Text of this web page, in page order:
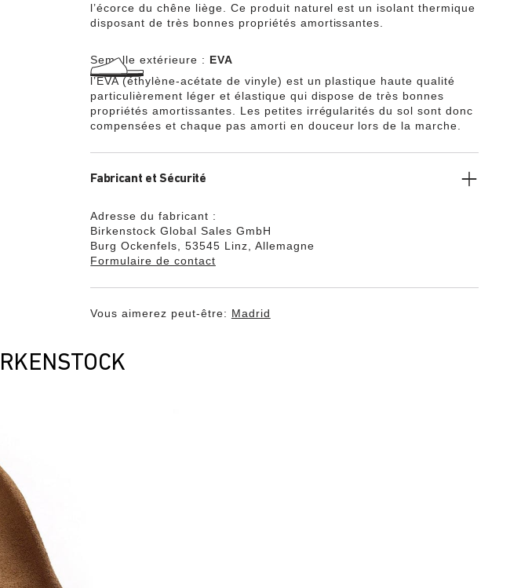
l’écorce du chêne liège. Ce produit naturel est un isolant thermique
disposant de très bonnes propriétés amortissantes.
Semelle extérieure : EVA
l’EVA (éthylène-acétate de vinyle) est un plastique haute qualité
particulièrement léger et élastique qui dispose de très bonnes
propriétés amortissantes. Les petites irrégularités du sol sont donc
compensées et chaque pas amorti en douceur lors de la marche.
Fabricant et Sécurité
Adresse du fabricant :
Birkenstock Global Sales GmbH
Burg Ockenfels, 53545 Linz, Allemagne
Formulaire de contact
Vous aimerez peut-être: Madrid